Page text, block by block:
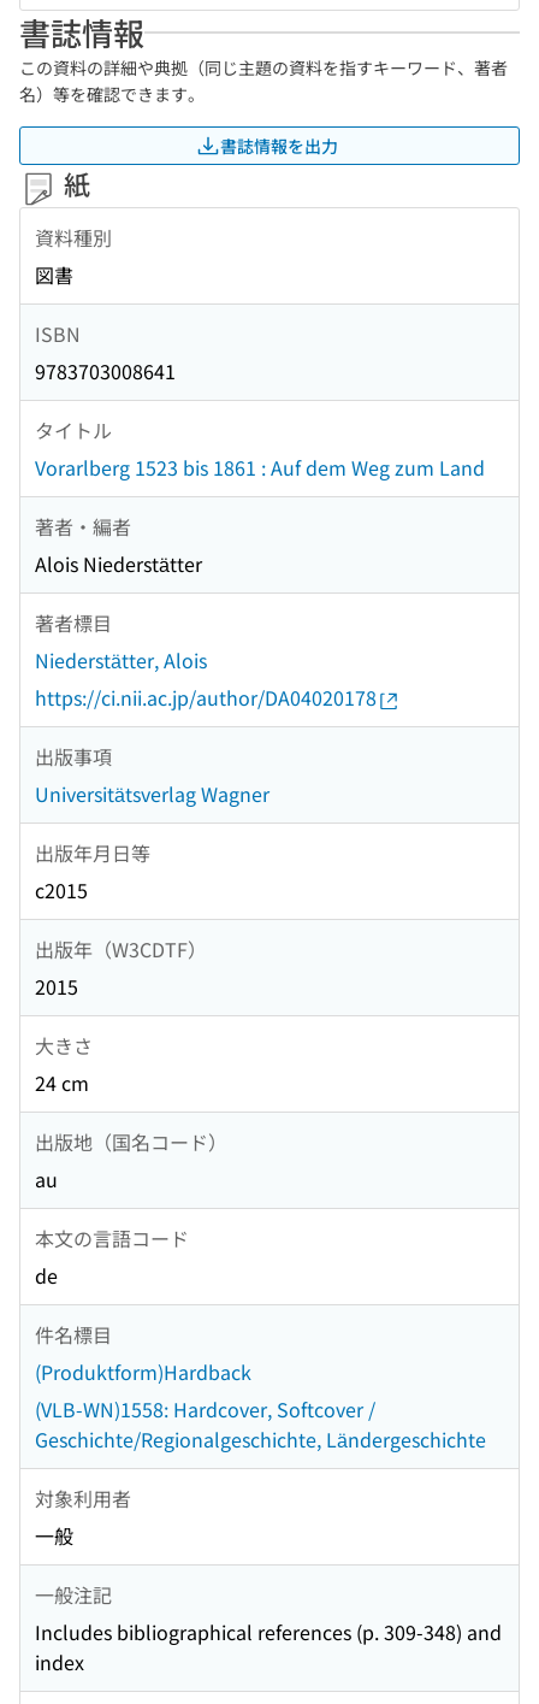
書誌情報
この資料の詳細や典拠（同じ主題の資料を指すキーワード、著者
名）等を確認できます。
書誌情報を出力
紙
資料種別
図書
ISBN
9783703008641
タイトル
Vorarlberg 1523 bis 1861 : Auf dem Weg zum Land
著者・編者
Alois Niederstätter
著者標目
Niederstätter, Alois
https://ci.nii.ac.jp/author/DA04020178
出版事項
Universitätsverlag Wagner
出版年月日等
c2015
出版年（W3CDTF）
2015
大きさ
24 cm
出版地（国名コード）
au
本文の言語コード
de
件名標目
(Produktform)Hardback
(VLB-WN)1558: Hardcover, Softcover /
Geschichte/Regionalgeschichte, Ländergeschichte
対象利用者
一般
一般注記
Includes bibliographical references (p. 309-348) and
index